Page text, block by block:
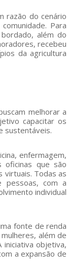
razão do cenário
Para
além do
recebeu
da agricultura
melhorar a
capacitar os
sustentáveis.
enfermagem,
oficinas que são
virtuais. Todas as
pessoas, com a
individual
fonte de renda
além de
objetiva,
a expansão de